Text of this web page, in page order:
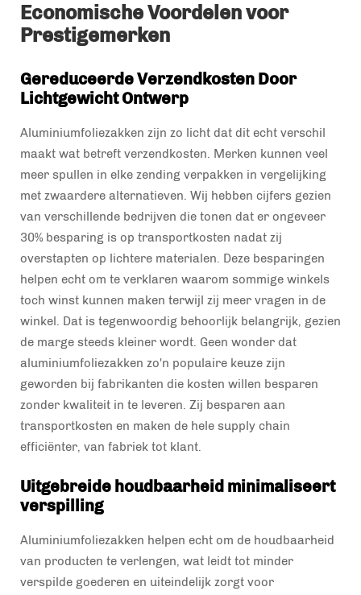
Economische Voordelen voor
Prestigemerken
Gereduceerde Verzendkosten Door
Lichtgewicht Ontwerp
Aluminiumfoliezakken zijn zo licht dat dit echt verschil
maakt wat betreft verzendkosten. Merken kunnen veel
meer spullen in elke zending verpakken in vergelijking
met zwaardere alternatieven. Wij hebben cijfers gezien
van verschillende bedrijven die tonen dat er ongeveer
30% besparing is op transportkosten nadat zij
overstapten op lichtere materialen. Deze besparingen
helpen echt om te verklaren waarom sommige winkels
toch winst kunnen maken terwijl zij meer vragen in de
winkel. Dat is tegenwoordig behoorlijk belangrijk, gezien
de marge steeds kleiner wordt. Geen wonder dat
aluminiumfoliezakken zo'n populaire keuze zijn
geworden bij fabrikanten die kosten willen besparen
zonder kwaliteit in te leveren. Zij besparen aan
transportkosten en maken de hele supply chain
efficiënter, van fabriek tot klant.
Uitgebreide houdbaarheid minimaliseert
verspilling
Aluminiumfoliezakken helpen echt om de houdbaarheid
van producten te verlengen, wat leidt tot minder
verspilde goederen en uiteindelijk zorgt voor